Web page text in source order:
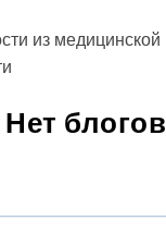
из медицинской
Нет блогов